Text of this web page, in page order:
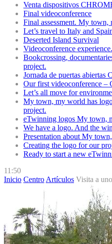
Venta dispositivos
Final videoconference
Final assessment. My town,
Let’s travel to Italy and
Deserted Island Survival
Videoconference
Bookcrossing,
project.
Jornada de puertas abiertas
Our first videoconference –
Let’s all move for
My town, my world has
project.
eTwinning logos My town,
We have a logo. And the
Presentation about My
Creating the logo for our
Ready to start a new
11:50
Inicio Centro Artículos Visita a